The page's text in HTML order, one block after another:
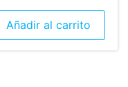
Añadir al carrito